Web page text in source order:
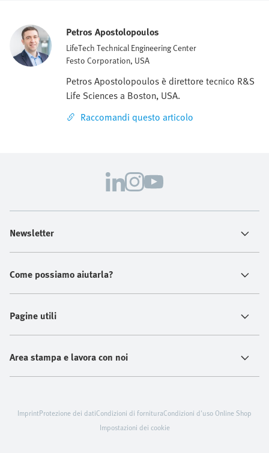
Petros Apostolopoulos
LifeTech Technical Engineering Center
Festo Corporation, USA
Petros Apostolopoulos è direttore tecnico R&S
Life Sciences a Boston, USA.
Raccomandi questo articolo
Newsletter
Come possiamo aiutarla?
Pagine utili
Area stampa e lavora con noi
ImprintProtezione dei datiCondizioni di fornituraCondizioni d'uso Online Shop
Impostazioni dei cookie